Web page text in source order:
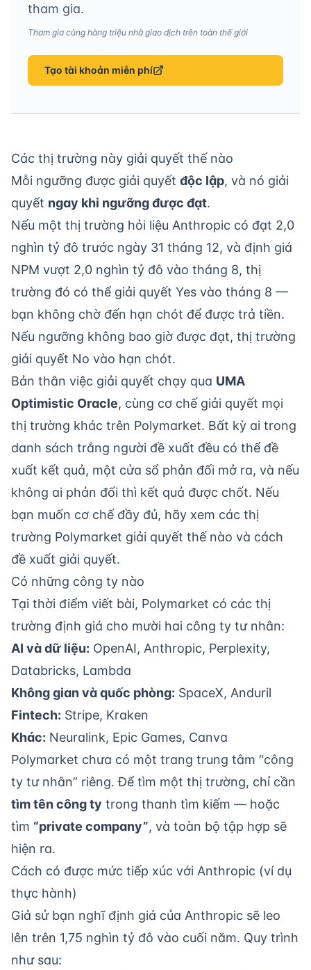
tham gia.
Tham gia cùng hàng triệu nhà giao dịch trên toàn thế giới
Tạo tài khoản miễn phí
Các thị trường này giải quyết thế nào
Mỗi ngưỡng được giải quyết độc lập, và nó giải
quyết ngay khi ngưỡng được đạt.
Nếu một thị trường hỏi liệu Anthropic có đạt 2,0
nghìn tỷ đô trước ngày 31 tháng 12, và định giá
NPM vượt 2,0 nghìn tỷ đô vào tháng 8, thị
trường đó có thể giải quyết Yes vào tháng 8 —
bạn không chờ đến hạn chót để được trả tiền.
Nếu ngưỡng không bao giờ được đạt, thị trường
giải quyết No vào hạn chót.
Bản thân việc giải quyết chạy qua UMA
Optimistic Oracle, cùng cơ chế giải quyết mọi
thị trường khác trên Polymarket. Bất kỳ ai trong
danh sách trắng người đề xuất đều có thể đề
xuất kết quả, một cửa sổ phản đối mở ra, và nếu
không ai phản đối thì kết quả được chốt. Nếu
bạn muốn cơ chế đầy đủ, hãy xem các thị
trường Polymarket giải quyết thế nào và cách
đề xuất giải quyết.
Có những công ty nào
Tại thời điểm viết bài, Polymarket có các thị
trường định giá cho mười hai công ty tư nhân:
AI và dữ liệu: OpenAI, Anthropic, Perplexity,
Databricks, Lambda
Không gian và quốc phòng: SpaceX, Anduril
Fintech: Stripe, Kraken
Khác: Neuralink, Epic Games, Canva
Polymarket chưa có một trang trung tâm “công
ty tư nhân” riêng. Để tìm một thị trường, chỉ cần
tìm tên công ty trong thanh tìm kiếm — hoặc
tìm “private company”, và toàn bộ tập hợp sẽ
hiện ra.
Cách có được mức tiếp xúc với Anthropic (ví dụ
thực hành)
Giả sử bạn nghĩ định giá của Anthropic sẽ leo
lên trên 1,75 nghìn tỷ đô vào cuối năm. Quy trình
như sau: